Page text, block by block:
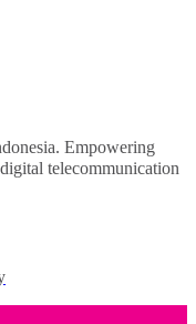
Empowering
telecommunication